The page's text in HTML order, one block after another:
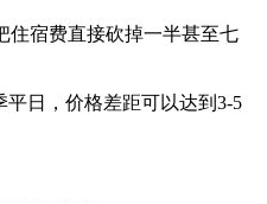
住宿费直接砍掉一半甚至七
平日，价格差距可以达到3-5